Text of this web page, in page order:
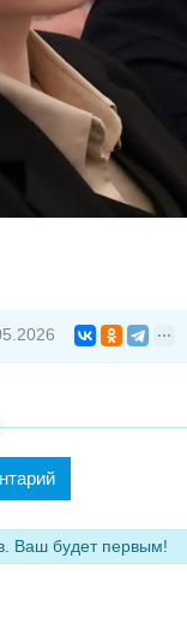
Ваш будет первым!